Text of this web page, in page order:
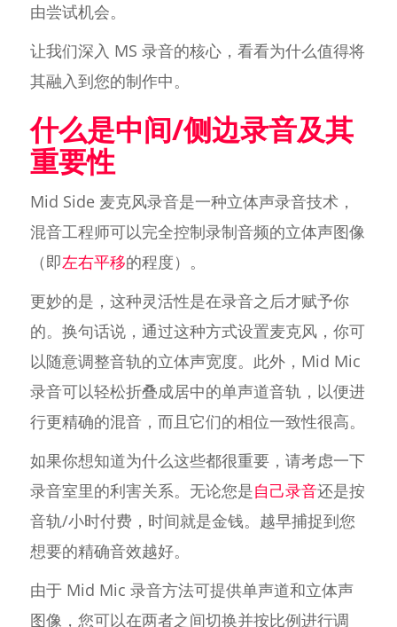
由尝试机会。
让我们深入 MS 录音的核心，看看为什么值得将
其融入到您的制作中。
什么是中间/侧边录音及其
重要性
Mid Side 麦克风录音是一种立体声录音技术，
混音工程师可以完全控制录制音频的立体声图像
（即左右平移的程度）。
更妙的是，这种灵活性是在录音之后才赋予你
的。换句话说，通过这种方式设置麦克风，你可
以随意调整音轨的立体声宽度。此外，Mid Mic
录音可以轻松折叠成居中的单声道音轨，以便进
行更精确的混音，而且它们的相位一致性很高。
如果你想知道为什么这些都很重要，请考虑一下
录音室里的利害关系。无论您是自己录音还是按
音轨/小时付费，时间就是金钱。越早捕捉到您
想要的精确音效越好。
由于 Mid Mic 录音方法可提供单声道和立体声
图像，您可以在两者之间切换并按比例进行调